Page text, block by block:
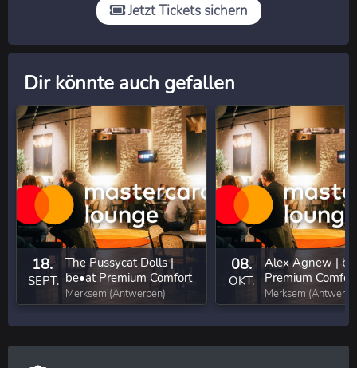
Jetzt Tickets sichern
Dir könnte auch gefallen
18.
SEPT.
The Pussycat Dolls |
be•at Premium Comfort
Experience
Merksem (Antwerpen)
08.
OKT.
Alex Agnew |
Premium Comfort
Experience
Merksem